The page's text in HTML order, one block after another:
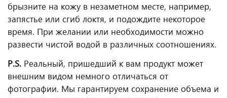
брызните на кожу в незаметном месте, например,
запястье или сгиб локтя, и подождите некоторое
время. При желании или необходимости можно
развести чистой водой в различных соотношениях.
P.S. Реальный, пришедший к вам продукт может
внешним видом немного отличаться от
фотографии. Мы гарантируем сохранение объема и